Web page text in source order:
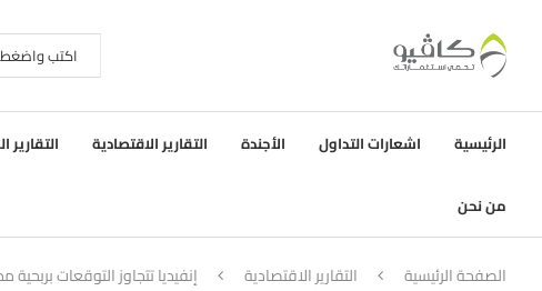
الرئيسية اشعارات التداول الأجندة التقارير الاقتصادية التقارير
من نحن
الصفحة الرئيسية التقارير الاقتصادية إنفيديا تتجاوز التوقعات